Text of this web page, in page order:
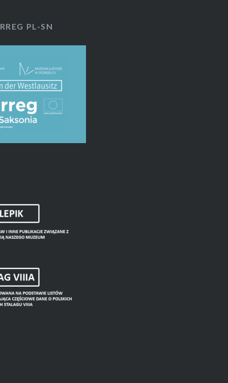
PL-SN